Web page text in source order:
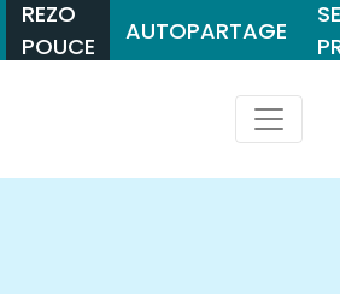
REZO
POUCE
AUTOPARTAGE